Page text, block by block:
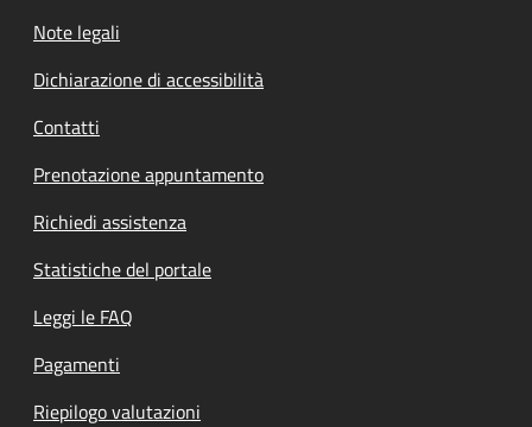
Note legali
Dichiarazione di accessibilità
Contatti
Prenotazione appuntamento
Richiedi assistenza
Statistiche del portale
Leggi le FAQ
Pagamenti
Riepilogo valutazioni